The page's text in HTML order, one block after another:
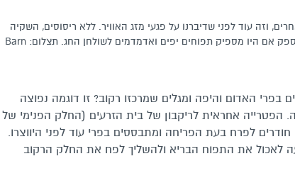
וזה עוד לפני שדיברנו על פגעי מזג האוויר. ללא ריסוסים, השקיה
נכונה, גיזום ועיצוב העץ ודילול הפרי, היבול היה דל בהרבה, וספק אם היו מספיק תפוחים יפים ואדמדמים לשולחן החג. תצלום: Barn
בפרי האדום והיפה ומגלים שמרכזו רקוב? זו דוגמה נפוצה
הפטרייה אחראית לריקבון של בית הזרעים (החלק הפנימי של
לפרח בעת הפריחה ומתבססים בפרי עוד לפני היווצרו.
לאכול את התפוח הבריא ולהשליך לפח את החלק הרקוב